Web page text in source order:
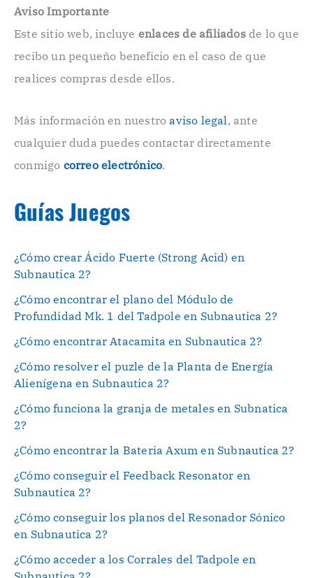
e
t
ó
n
o
.
Aviso Importante
Este sitio web, incluye enlaces de afiliadosde lo que
recibo un pequeño beneficio en el caso de que
realices compras desde ellos.
Más información en nuestroaviso legal, ante
cualquier duda puedes contactar directamente
conmigo correo electrónico.
Guías Juegos
¿Cómo crear Ácido Fuerte (Strong Acid) en
Subnautica 2?
¿Cómo encontrar el plano del Módulo de
Profundidad Mk. 1 del Tadpole en Subnautica 2?
¿Cómo encontrar Atacamita en Subnautica 2?
¿Cómo resolver el puzle de la Planta de Energía
Alienígena en Subnautica 2?
¿Cómo funciona la granja de metales en Subnatica
2?
¿Cómo encontrar la Bateria Axum en Subnautica 2?
¿Cómo conseguir el Feedback Resonator en
Subnautica 2?
¿Cómo conseguir los planos del Resonador Sónico
en Subnautica 2?
¿Cómo acceder a los Corrales del Tadpole en